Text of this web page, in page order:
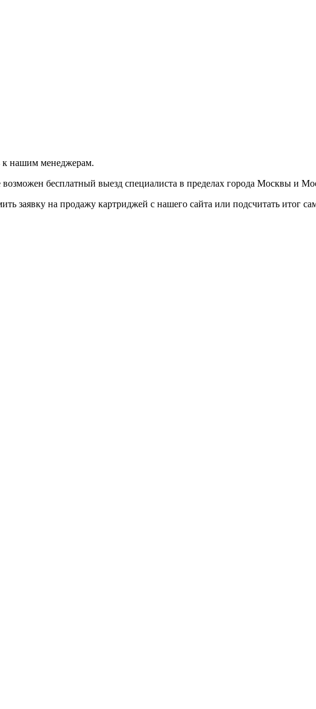
к нашим менеджерам.
бесплатный выезд специалиста в пределах города Москвы и
заявку на продажу картриджей с нашего сайта или подсчитать итог